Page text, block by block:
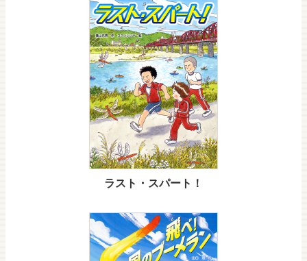
ラスト・スパート！